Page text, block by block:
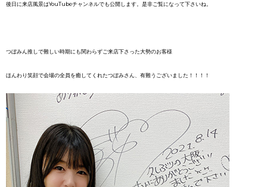
後日に来店風景はYouTubeチャンネルでも公開します。是非ご覧になって下さいね。
つぼみん推しで難しい時期にも関わらずご来店下さった大勢のお客様
ほんわり笑顔で会場の全員を癒してくれたつぼみさん、有難うございました！！！！